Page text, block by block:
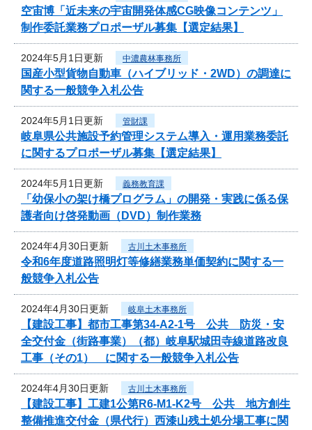
空宙博「近未来の宇宙開発体感CG映像コンテンツ」
制作委託業務プロポーザル募集【選定結果】
2024年5月1日更新 中濃農林事務所
国産小型貨物自動車（ハイブリッド・2WD）の調達に
関する一般競争入札公告
2024年5月1日更新 管財課
岐阜県公共施設予約管理システム導入・運用業務委託
に関するプロポーザル募集【選定結果】
2024年5月1日更新 義務教育課
「幼保小の架け橋プログラム」の開発・実践に係る保
護者向け啓発動画（DVD）制作業務
2024年4月30日更新 古川土木事務所
令和6年度道路照明灯等修繕業務単価契約に関する一
般競争入札公告
2024年4月30日更新 岐阜土木事務所
【建設工事】都市工事第34-A2-1号 公共 防災・安
全交付金（街路事業）（都）岐阜駅城田寺線道路改良
工事（その1） に関する一般競争入札公告
2024年4月30日更新 古川土木事務所
【建設工事】工建1公第R6-M1-K2号 公共 地方創生
整備推進交付金（県代行）西漆山残土処分場工事に関